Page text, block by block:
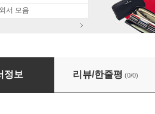
서 모음
World: How Animal Senses
정보 리뷰/한줄평 (0/0)